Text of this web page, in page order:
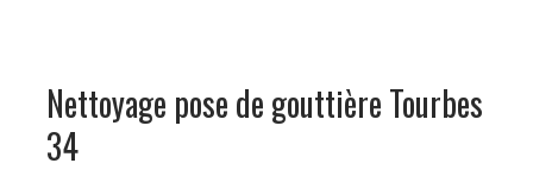
Nettoyage pose de gouttière Tourbes
34